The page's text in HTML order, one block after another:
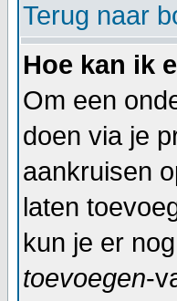
Terug naar
Hoe kan ik
Om een
doen via je
aankruisen
laten
kun je er
toevoegen-